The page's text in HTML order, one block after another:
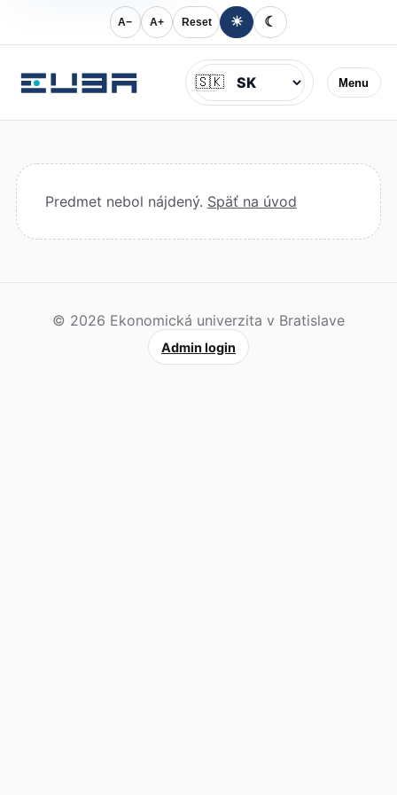
A− A+ Reset ☀ ☾
Menu
Jazyk
🇸🇰
Predmet nebol nájdený. Späť na úvod
© 2026 Ekonomická univerzita v Bratislave
Admin login